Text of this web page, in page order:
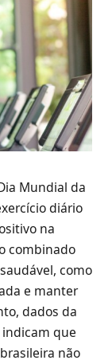
Mundial da
diário
na
combinado
como
e manter
dados da
indicam que
não